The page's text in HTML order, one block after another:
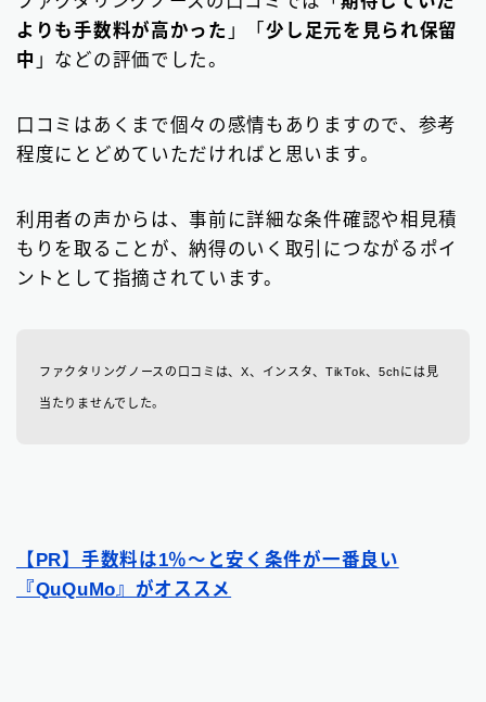
よりも手数料が高かった 」「少し足元を見られ保留
中 」などの評価でした。
口コミはあくまで個々の感情もありますので、参考
程度にとどめていただければと思います。
利用者の声からは、事前に詳細な条件確認や相見積
もりを取ることが、納得のいく取引につながるポイ
ントとして指摘されています。
ファクタリングノースの口コミは、X、インスタ、TikTok、5chには見
当たりませんでした。
【PR】手数料は1％〜と安く条件が一番良い
『QuQuMo』がオススメ